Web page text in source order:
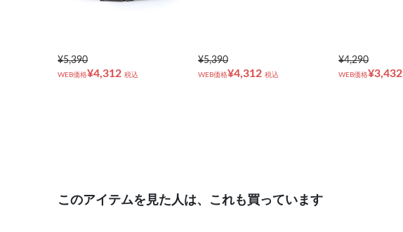
¥5,390
WEB価格¥4,312 税込
¥5,390
WEB価格¥4,312 税込
¥4,290
WEB価格¥3,432
このアイテムを見た人は、これも買っています